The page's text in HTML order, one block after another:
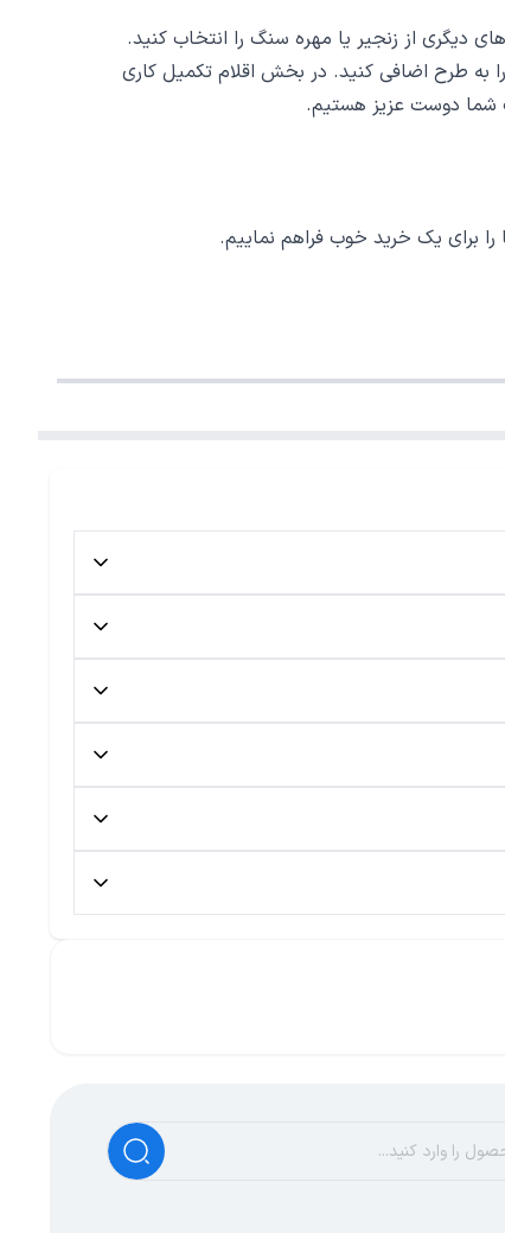
به طرح اضافی کنید. در بخش اقلام تکمیل کاری
شما دوست عزیز هستیم.